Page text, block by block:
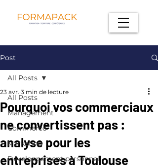
Post
All Posts
Management
Commerce
Marketing
Développement personnel
All Posts
Pourquoi vos commerciaux
ne convertissent pas :
analyse pour les
entreprises à Toulouse
23 avr. 3 min de lecture